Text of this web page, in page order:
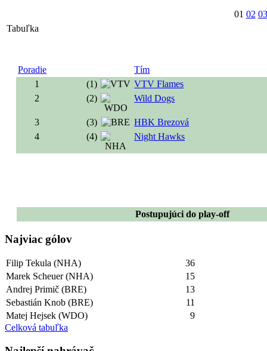
01 02 03
Tabuľka
Poradie
Tím
1
(1)
VTV Flames
2
(2) Wild Dogs
3 (3)
HBK Brezová
4
(4) Night Hawks
Postupujúci do play-off
Najviac gólov
Filip Tekula (NHA)
36
Marek Scheuer (NHA)
15
Andrej Primič (BRE)
13
Sebastián Knob (BRE)
11
Matej Hejsek (WDO)
9
Celková tabuľka